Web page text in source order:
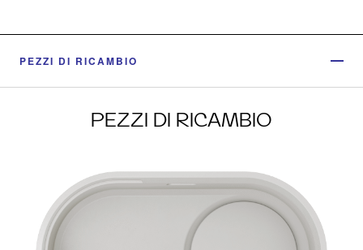
PEZZI DI RICAMBIO
PEZZI DI RICAMBIO